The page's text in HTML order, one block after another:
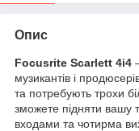
Опис
Focusrite Scarlett 4i4
музикантів і
та потребують трохи
зможете підняти вашу
входами та чотирма